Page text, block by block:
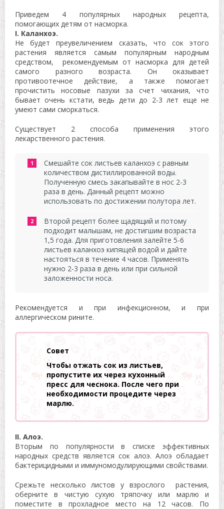
Приведем 4 популярных народных рецепта,
помогающих детям от насморка.
I. Каланхоэ.
Не будет преувеличением сказать, что сок этого
растения является самым популярным народным
средством, рекомендуемым от насморка для детей
самого разного возраста. Он оказывает
противоотечное действие, а также помогает
прочистить носовые пазухи за счет чихания, что
бывает очень кстати, ведь дети до 2-3 лет еще не
умеют сами сморкаться.
Существует 2 способа применения этого
лекарственного растения.
Смешайте сок листьев каланхоэ с равным
количеством дистиллированной воды.
Полученную смесь закапывайте в нос 2-3
раза в день. Данный рецепт можно
использовать по достижении полутора лет.
Второй рецепт более щадящий и потому
подходит малышам, не достигшим возраста
1,5 года. Для приготовления залейте 5-6
листьев каланхоэ кипящей водой и дайте
настояться в течение 4 часов. Применять
нужно 2-3 раза в день или при сильной
заложенности носа.
Рекомендуется и при инфекционном, и при
аллергическом рините.
Совет
Чтобы отжать сок из листьев,
пропустите их через кухонный
пресс для чеснока. После чего при
необходимости процедите через
марлю.
II. Алоэ.
Вторым по популярности в списке эффективных
народных средств является сок алоэ. Алоэ обладает
бактерицидными и иммуномодулирующими свойствами.
Срежьте несколько листов у взрослого растения,
оберните в чистую сухую тряпочку или марлю и
поместите в прохладное место на 12 часов. По